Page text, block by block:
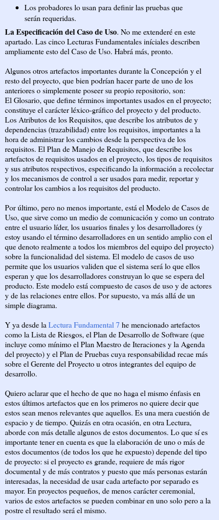
Los probadores lo usan para definir las pruebas que
serán requeridas.
La Especificación del Caso de Uso. No me extenderé en este
apartado. Las cinco Lecturas Fundamentales iníciales describen
ampliamente esto del Caso de Uso. Habrá más, pronto.
Algunos otros artefactos importantes durante la Concepción y el
resto del proyecto, que bien podrían hacer parte de uno de los
anteriores o simplemente poseer su propio repositorio, son:
El Glosario, que define términos importantes usados en el proyecto;
constituye el carácter léxico-gráfico del proyecto y del producto.
Los Atributos de los Requisitos, que describe los atributos de y
dependencias (trazabilidad) entre los requisitos, importantes a la
hora de administrar los cambios desde la perspectiva de los
requisitos. El Plan de Manejo de Requisitos, que describe los
artefactos de requisitos usados en el proyecto, los tipos de requisitos
y sus atributos respectivos, especificando la información a recolectar
y los mecanismos de control a ser usados para medir, reportar y
controlar los cambios a los requisitos del producto.
Por último, pero no menos importante, está el Modelo de Casos de
Uso, que sirve como un medio de comunicación y como un contrato
entre el usuario líder, los usuarios finales y los desarrolladores (y
estoy usando el término desarrolladores en un sentido amplio con el
que denoto realmente a todos los miembros del equipo del proyecto)
sobre la funcionalidad del sistema. El modelo de casos de uso
permite que los usuarios validen que el sistema será lo que ellos
esperan y que los desarrolladores construyan lo que se espera del
producto. Este modelo está compuesto de casos de uso y de actores
y de las relaciones entre ellos. Por supuesto, va más allá de un
simple diagrama.
Y ya desde laLectura Fundamental 7 he mencionado artefactos
como la Lista de Riesgos, el Plan de Desarrollo de Software (que
incluye como mínimo el Plan Maestro de Iteraciones y la Agenda
del proyecto) y el Plan de Pruebas cuya responsabilidad recae más
sobre el Gerente del Proyecto u otros integrantes del equipo de
desarrollo.
Quiero aclarar que el hecho de que no haga el mismo énfasis en
estos últimos artefactos que en los primeros no quiere decir que
estos sean menos relevantes que aquellos. Es una mera cuestión de
espacio y de tiempo. Quizás en otra ocasión, en otra Lectura,
aborde con más detalle algunos de estos documentos. Lo que sí es
importante tener en cuenta es que la elaboración de uno o más de
estos documentos (de todos los que he expuesto) depende del tipo
de proyecto: si el proyecto es grande, requiere de más rigor
documental y de más contratos y puesto que más personas estarán
interesadas, la necesidad de usar cada artefacto por separado es
mayor. En proyectos pequeños, de menos carácter ceremonial,
varios de estos artefactos se pueden combinar en uno solo pero a la
postre el resultado será el mismo.